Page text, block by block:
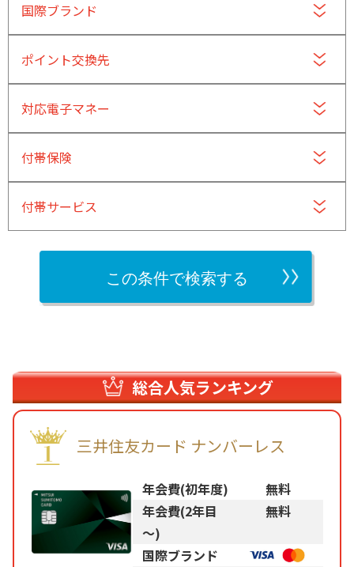
国際ブランド
ポイント交換先
対応電子マネー
付帯保険
付帯サービス
総合人気ランキング
三井住友カード ナンバーレス
年会費(初年度)
無料
年会費(2年目
～)
無料
国際ブランド